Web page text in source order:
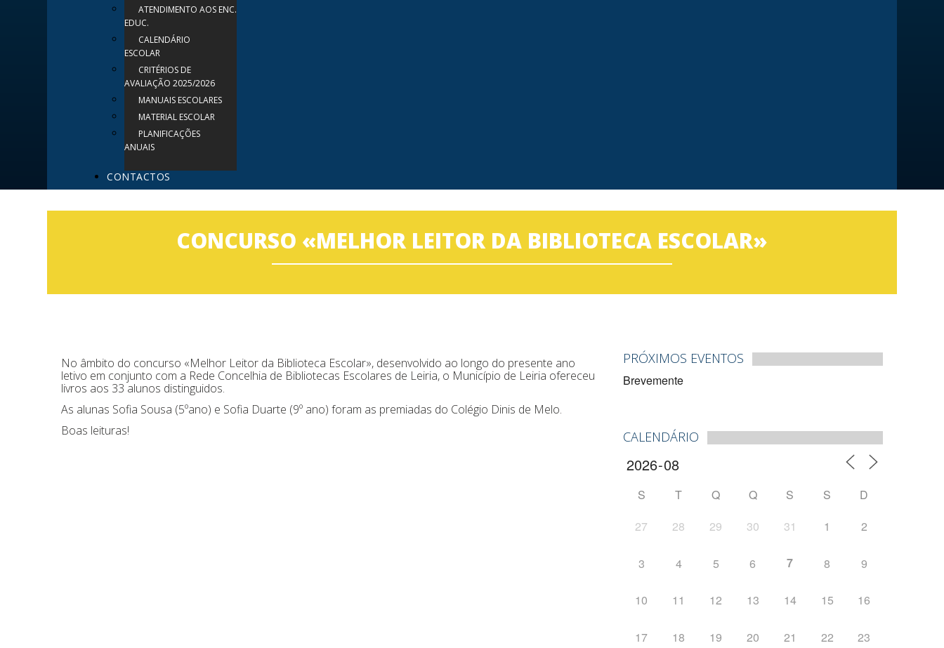
ATENDIMENTO AOS ENC.
EDUC.
CALENDÁRIO
ESCOLAR
CRITÉRIOS DE
AVALIAÇÃO 2025/2026
MANUAIS ESCOLARES
MATERIAL ESCOLAR
PLANIFICAÇÕES
ANUAIS
CONTACTOS
CONCURSO «MELHOR LEITOR DA BIBLIOTECA ESCOLAR»
No âmbito do concurso «Melhor Leitor da Biblioteca Escolar», desenvolvido ao longo do presente ano
letivo em conjunto com a Rede Concelhia de Bibliotecas Escolares de Leiria, o Município de Leiria ofereceu
livros aos 33 alunos distinguidos.
As alunas Sofia Sousa (5ºano) e Sofia Duarte (9º ano) foram as premiadas do Colégio Dinis de Melo.
Boas leituras!
PRÓXIMOS EVENTOS
Brevemente
CALENDÁRIO
S T Q Q S S
D
27
28 29 30 31 1 2
3 4 5 6 7 8 9
10 11 12 13 14 15 16
17 18 19 20 21 22 23